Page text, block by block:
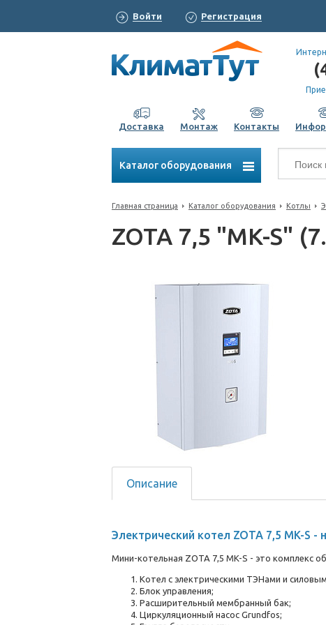
Войти Регистрация
Доставка Монтаж Контакты
Каталог оборудования
Главная страница Каталог оборудования Котлы
ZOTA 7,5 "MK-S"
Описание
Электрический котел ZOTA 7,5 MK-S -
Мини-котельная ZOTA 7,5 MK-S - это комплекс
Котел с электрическими ТЭНами и
Блок управления;
Расширительный мембранный бак;
Циркуляционный насос Grundfos;